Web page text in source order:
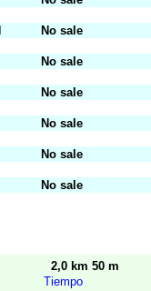
No sale
No sale
No sale
No sale
No sale
No sale
2,0 km 50 m
Tiempo